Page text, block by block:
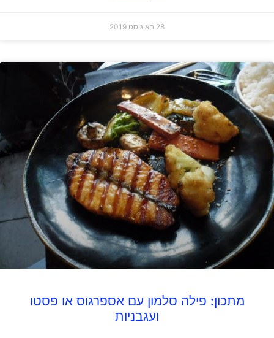
28 באוגוסט 2019
מתכון: פילה סלמון עם אספרגוס או פסטו
ועגבניות